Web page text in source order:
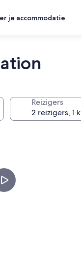
je accommodatie
Reizigers